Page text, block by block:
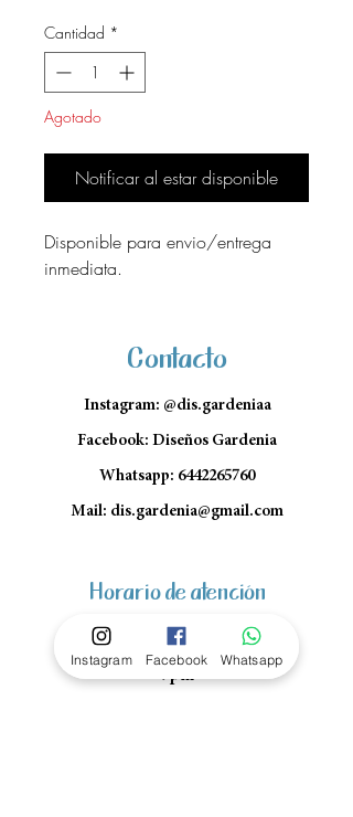
Cantidad *
Agotado
Notificar al estar disponible
Disponible para envio/entrega
inmediata.
Contacto
Instagram: @dis.gardeniaa
Facebook: Diseños Gardenia
Whatsapp: 6442265760
Mail: dis.gardenia@gmail.com
Horario de atención
Lun- Vie: 10am - 1pm y 4pm a
7pm
Instagram Facebook Whatsapp